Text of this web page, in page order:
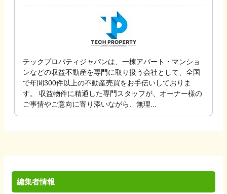
テックプロパティジャパンは、一棟アパート・マンショ
ンなどの収益不動産を専門に取り扱う会社として、全国
で年間300件以上の不動産売買をお手伝いしておりま
す。 収益物件に精通した専門スタッフが、オーナー様の
ご事情やご意向に寄り添いながら、無理...
編集者情報